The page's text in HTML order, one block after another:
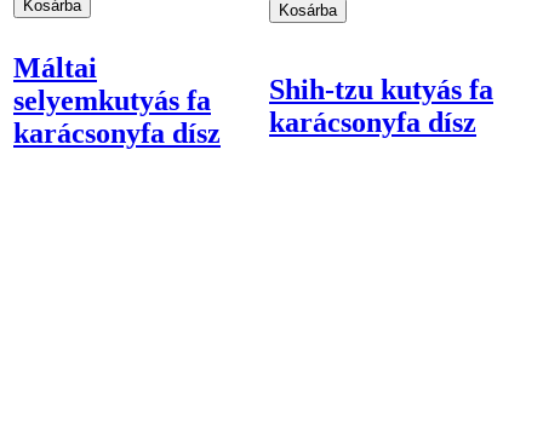
Máltai
selyemkutyás fa
karácsonyfa dísz
Shih-tzu kutyás fa
karácsonyfa dísz